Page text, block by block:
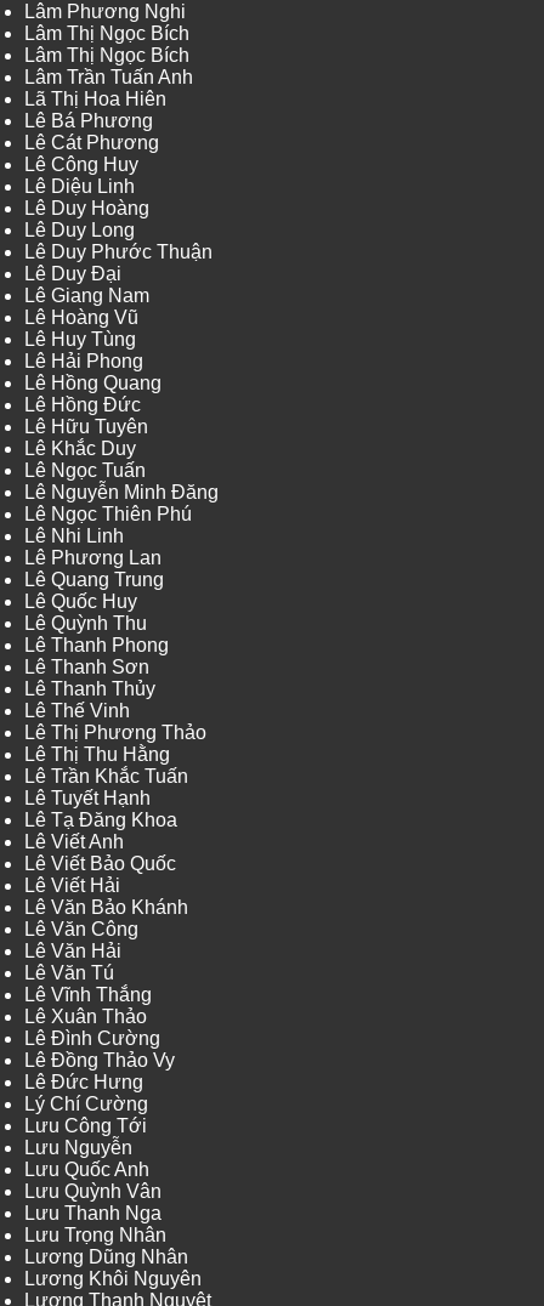
Lâm Phương Nghi
Lâm Thị Ngọc Bích
Lâm Thị Ngọc Bích
Lâm Trần Tuấn Anh
Lã Thị Hoa Hiên
Lê Bá Phương
Lê Cát Phương
Lê Công Huy
Lê Diệu Linh
Lê Duy Hoàng
Lê Duy Long
Lê Duy Phước Thuận
Lê Duy Đại
Lê Giang Nam
Lê Hoàng Vũ
Lê Huy Tùng
Lê Hải Phong
Lê Hồng Quang
Lê Hồng Đức
Lê Hữu Tuyên
Lê Khắc Duy
Lê Ngọc Tuấn
Lê Nguyễn Minh Đăng
Lê Ngọc Thiên Phú
Lê Nhi Linh
Lê Phương Lan
Lê Quang Trung
Lê Quốc Huy
Lê Quỳnh Thu
Lê Thanh Phong
Lê Thanh Sơn
Lê Thanh Thủy
Lê Thế Vinh
Lê Thị Phương Thảo
Lê Thị Thu Hằng
Lê Trần Khắc Tuấn
Lê Tuyết Hạnh
Lê Tạ Đăng Khoa
Lê Viết Anh
Lê Viết Bảo Quốc
Lê Viết Hải
Lê Văn Bảo Khánh
Lê Văn Công
Lê Văn Hải
Lê Văn Tú
Lê Vĩnh Thắng
Lê Xuân Thảo
Lê Đình Cường
Lê Đồng Thảo Vy
Lê Đức Hưng
Lý Chí Cường
Lưu Công Tới
Lưu Nguyễn
Lưu Quốc Anh
Lưu Quỳnh Vân
Lưu Thanh Nga
Lưu Trọng Nhân
Lương Dũng Nhân
Lương Khôi Nguyên
Lương Thanh Nguyệt